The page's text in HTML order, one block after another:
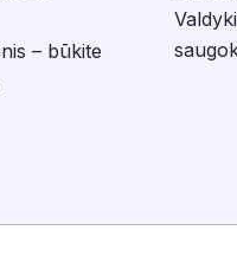
– būkite